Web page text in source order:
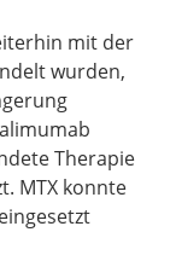
mit der
wurden,
Therapie
MTX konnte